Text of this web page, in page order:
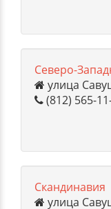
Северо-
улица
(812) 565-
Скандинавия
улица